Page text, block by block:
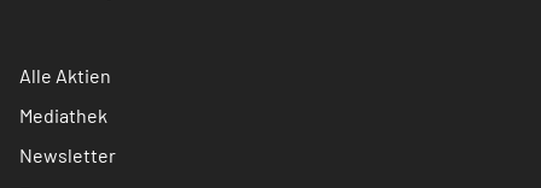
Alle Aktien
Mediathek
Newsletter